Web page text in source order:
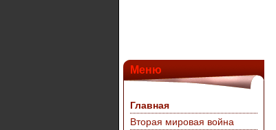
Меню
Главная
Вторая мировая война